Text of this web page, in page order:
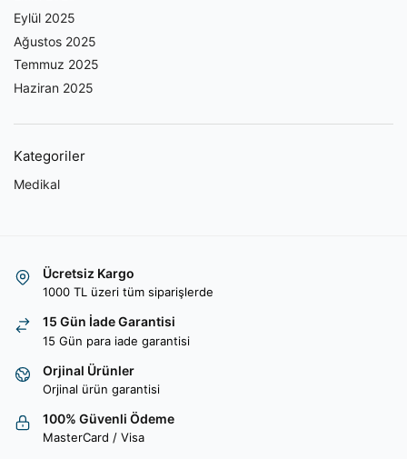
Eylül 2025
Ağustos 2025
Temmuz 2025
Haziran 2025
Kategoriler
Medikal
Ücretsiz Kargo
1000 TL üzeri tüm siparişlerde
15 Gün İade Garantisi
15 Gün para iade garantisi
Orjinal Ürünler
Orjinal ürün garantisi
100% Güvenli Ödeme
MasterCard / Visa